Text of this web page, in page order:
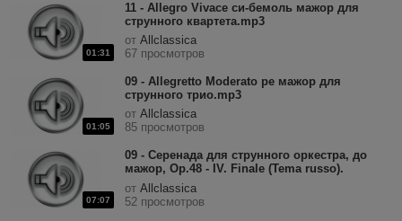
01:31
11 - Allegro Vivace си-бемоль мажор для
струнного квартета.mp3
от Allclassica
67 просмотров
01:05
09 - Allegretto Moderato ре мажор для
струнного трио.mp3
от Allclassica
85 просмотров
07:07
09 - Серенада для струнного оркестра, до
мажор, Op.48 - IV. Finale (Tema russo).
Andante; allegro con spirito.mp3
от Allclassica
52 просмотров